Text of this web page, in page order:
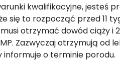
kwalifikacyjne, jesteś
się to rozpocząć przed 11
otrzymać dowód ciąży i
Zazwyczaj otrzymują od
informuje o terminie porodu.